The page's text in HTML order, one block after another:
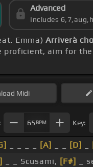
Advanced
Includes
Emma) Arriverà
proficient, aim for
Midi
65 BPM Key:
[A] [D]
_ _ Scusami, [F#] _